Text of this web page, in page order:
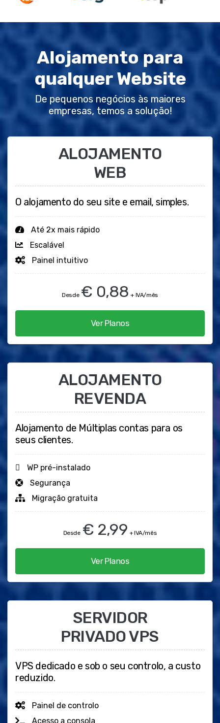
Alojamento para
qualquer Website
De pequenos negócios às maiores
empresas, temos a solução!
ALOJAMENTO
WEB
O alojamento do seu site e email, simples.
Até 2x mais rápido
Escalável
Painel intuitivo
Desde € 0,88 + IVA/mês
Ver Planos
ALOJAMENTO
REVENDA
Alojamento de Múltiplas contas para os
seus clientes.
WP pré-instalado
Segurança
Migração gratuita
Desde € 2,99 + IVA/mês
Ver Planos
SERVIDOR
PRIVADO VPS
VPS dedicado e sob o seu controlo, a custo
reduzido.
Painel de controlo
Acesso a consola